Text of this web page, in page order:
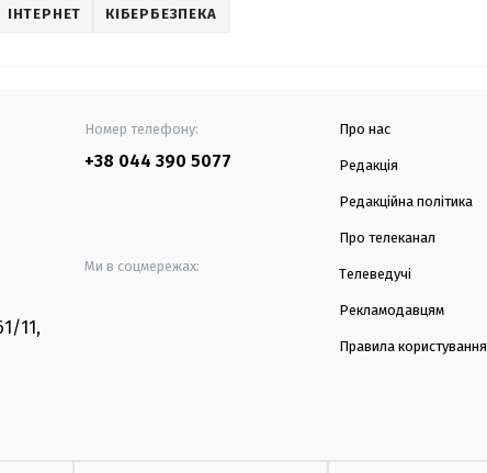
ІНТЕРНЕТ КІБЕРБЕЗПЕКА
Номер телефону:
+38 044 390 5077
11,
Ми в соцмережах:
Про нас
Редакція
Редакційна політика
Про телеканал
Телеведучі
Рекламодавцям
Правила користування